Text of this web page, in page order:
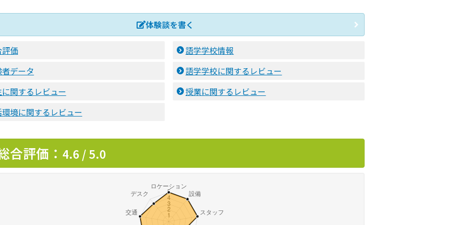
体験談を書く
価
語学学校情報
データ
語学学校に関するレビュー
関するレビュー
授業に関するレビュー
境に関するレビュー
合評価： 4.6 / 5.0